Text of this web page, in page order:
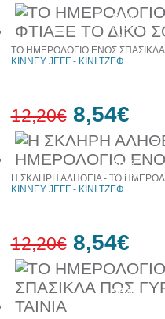
30%
έκπτωση
web
30%
έκπτωση
web
ΤΟ ΗΜΕΡΟΛΟΓΙΟ ΕΝΟΣ ΣΠΑΣΙΚΛΑ
KINNEY JEFF - ΚΙΝΙ ΤΖΕΦ
12,20€ 8,54€
30%
Η ΣΚΛΗΡΗ ΑΛΗΘΕΙΑ - ΤΟ
KINNEY JEFF - ΚΙΝΙ ΤΖΕΦ
12,20€ 8,54€